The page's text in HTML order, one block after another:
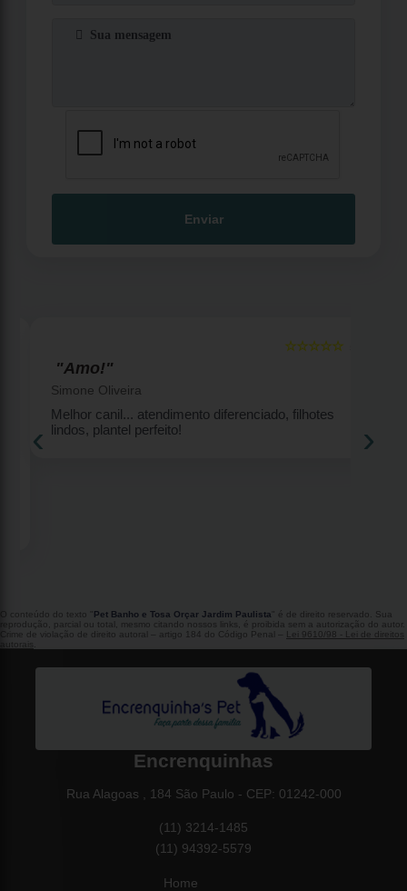
Enviar
☆☆☆☆☆
"Amo!"
Simone Oliveira
Melhor canil... atendimento diferenciado, filhotes
lindos, plantel perfeito!
‹ ›
O conteúdo do texto " Pet Banho e Tosa Orçar Jardim Paulista " é de direito reservado. Sua
reprodução, parcial ou total, mesmo citando nossos links, é proibida sem a autorização do autor.
Crime de violação de direito autoral – artigo 184 do Código Penal –
Lei 9610/98 - Lei de direitos
autorais .
Encrenquinhas
Rua Alagoas , 184 São Paulo - CEP: 01242-000
(11) 3214-1485
(11) 94392-5579
Home